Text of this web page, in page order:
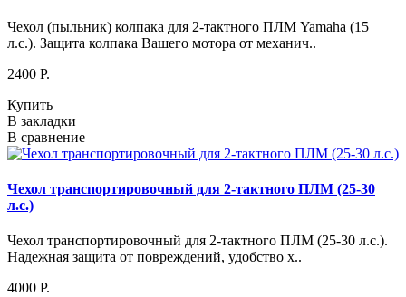
Чехол (пыльник) колпака для 2-тактного ПЛМ Yamaha (15
л.с.). Защита колпака Вашего мотора от механич..
2400 P.
Купить
В закладки
В сравнение
Чехол транспортировочный для 2-тактного ПЛМ (25-30
л.с.)
Чехол транспортировочный для 2-тактного ПЛМ (25-30 л.с.).
Надежная защита от повреждений, удобство х..
4000 P.